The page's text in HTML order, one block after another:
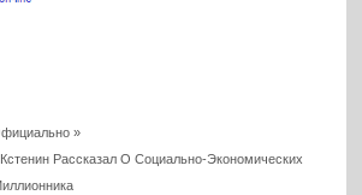
»
Рассказал О Социально-Экономических